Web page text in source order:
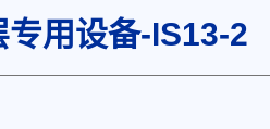
用设备-IS13-2